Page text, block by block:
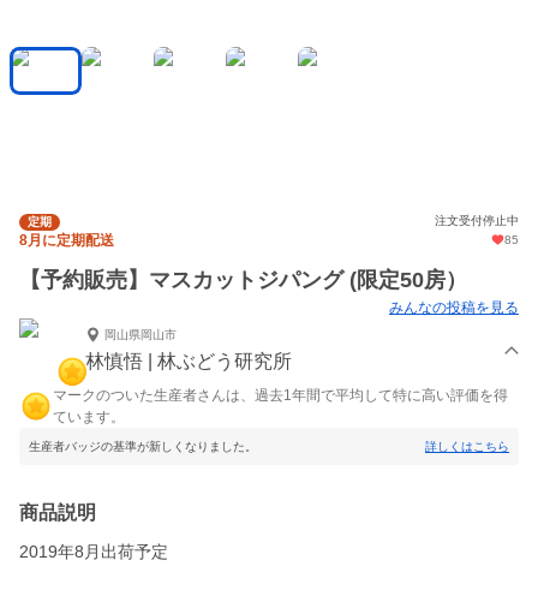
定期 注文受付停止中
8月に定期配送 85
【予約販売】マスカットジパング (限定50房）
みんなの投稿を見る
岡山県岡山市
林慎悟 | 林ぶどう研究所
マークのついた生産者さんは、過去1年間で平均して特に高い評価を得
ています。
生産者バッジの基準が新しくなりました。 詳しくはこちら
商品説明
2019年8月出荷予定